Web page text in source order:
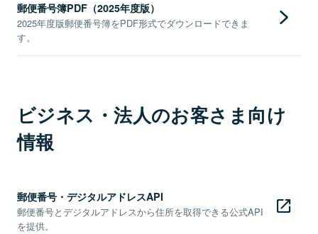
郵便番号簿PDF（2025年度版）
2025年度版郵便番号簿をPDF形式でダウンロードできま
す。
ビジネス・法人のお客さま向け
情報
郵便番号・デジタルアドレスAPI
郵便番号とデジタルアドレスから住所を取得できる公式API
を提供。